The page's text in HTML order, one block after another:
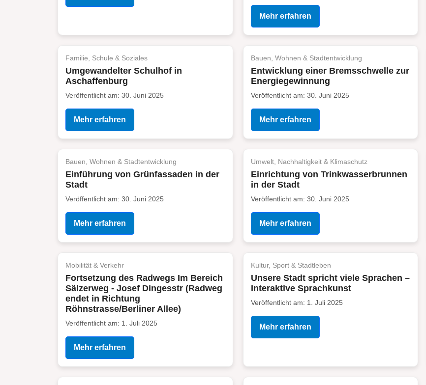
Mehr erfahren
Familie, Schule & Soziales
Umgewandelter Schulhof in
Aschaffenburg
Veröffentlicht am: 30. Juni 2025
Mehr erfahren
Bauen, Wohnen & Stadtentwicklung
Entwicklung einer Bremsschwelle zur
Energiegewinnung
Veröffentlicht am: 30. Juni 2025
Mehr erfahren
Bauen, Wohnen & Stadtentwicklung
Einführung von Grünfassaden in der
Stadt
Veröffentlicht am: 30. Juni 2025
Mehr erfahren
Umwelt, Nachhaltigkeit & Klimaschutz
Einrichtung von Trinkwasserbrunnen
in der Stadt
Veröffentlicht am: 30. Juni 2025
Mehr erfahren
Mobilität & Verkehr
Fortsetzung des Radwegs Im Bereich
Sälzerweg - Josef Dingesstr (Radweg
endet in Richtung
Röhnstrasse/Berliner Allee)
Veröffentlicht am: 1. Juli 2025
Mehr erfahren
Kultur, Sport & Stadtleben
Unsere Stadt spricht viele Sprachen –
Interaktive Sprachkunst
Veröffentlicht am: 1. Juli 2025
Mehr erfahren